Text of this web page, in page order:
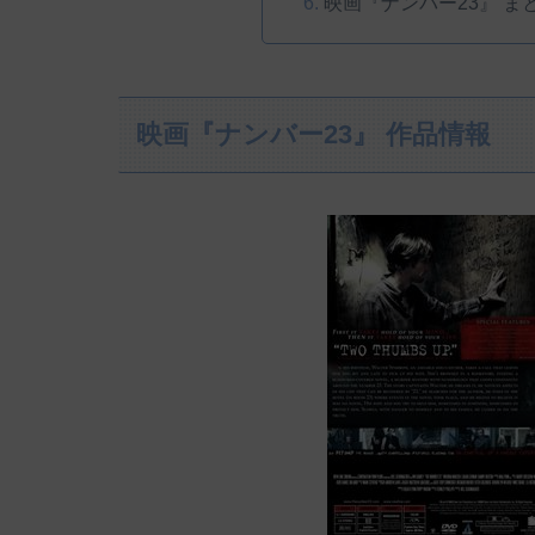
映画『ナンバー23』 作品情報